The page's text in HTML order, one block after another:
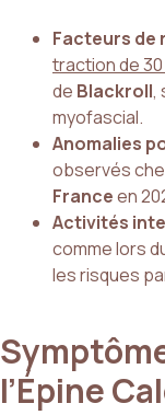
Facteurs de
traction de 30
de Blackroll,
myofascial.
Anomalies
observés
Franceen
Activités
comme lors
les risques
l’Épine